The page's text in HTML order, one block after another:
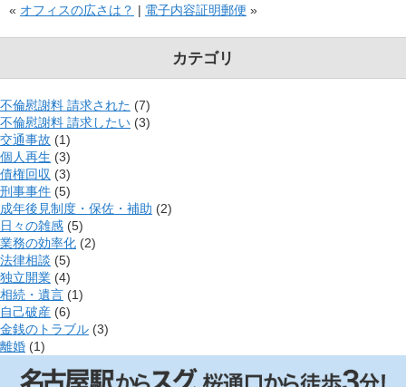
« オフィスの広さは？ | 電子内容証明郵便 »
カテゴリ
不倫慰謝料 請求された (7)
不倫慰謝料 請求したい (3)
交通事故 (1)
個人再生 (3)
債権回収 (3)
刑事事件 (5)
成年後見制度・保佐・補助 (2)
日々の雑感 (5)
業務の効率化 (2)
法律相談 (5)
独立開業 (4)
相続・遺言 (1)
自己破産 (6)
金銭のトラブル (3)
離婚 (1)